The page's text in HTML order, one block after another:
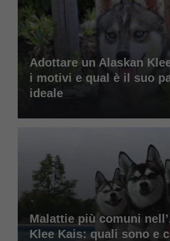
Adottare un Alaskan
i motivi e qual è il suo
ideale
Malattie più comuni
Klee Kais: quali sono e